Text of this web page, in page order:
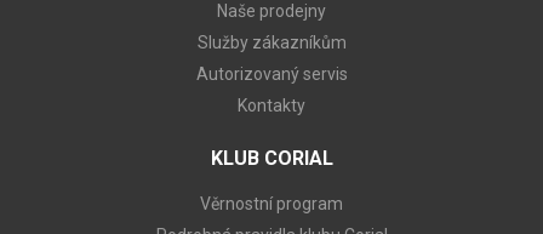
Naše prodejny
Služby zákazníkům
Autorizovaný servis
Kontakty
KLUB CORIAL
Věrnostní program